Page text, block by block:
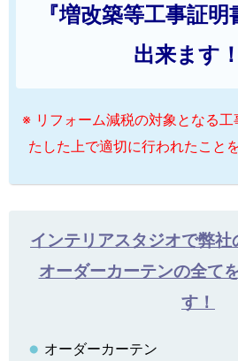
『増改築等工事証
出来ます
※ リフォーム減税の対象となる
たした上で適切に行われたこと
インテリアスタジオで弊社
オーダーカーテンの全て
す！
オーダーカーテン